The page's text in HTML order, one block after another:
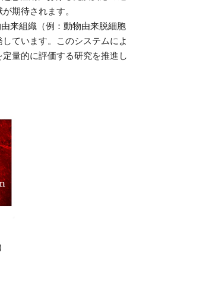
期待されます。
来組織（例：動物由来脱細胞
ています。このシステムによ
量的に評価する研究を推進し